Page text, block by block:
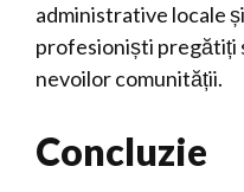
administrative locale
profesioniști pregătiți
nevoilor comunității.
Concluzie